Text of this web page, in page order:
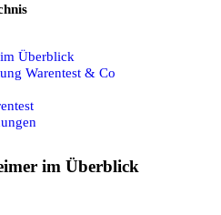
Überblick
Warentest & Co
im Überblick